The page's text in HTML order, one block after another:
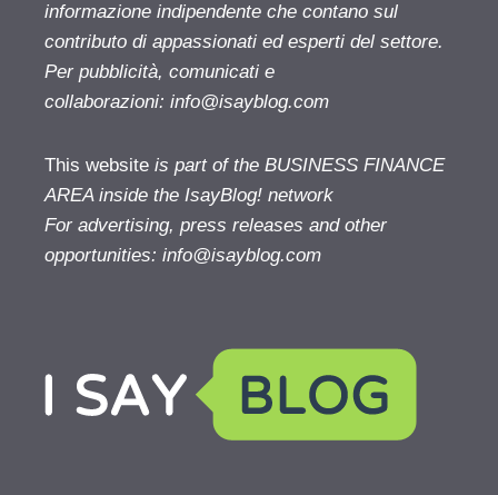
informazione indipendente che contano sul
contributo di appassionati ed esperti del settore.
Per pubblicità, comunicati e
collaborazioni: info@isayblog.com
This website is part of the BUSINESS FINANCE
AREA inside the IsayBlog! network
For advertising, press releases and other
opportunities: info@isayblog.com